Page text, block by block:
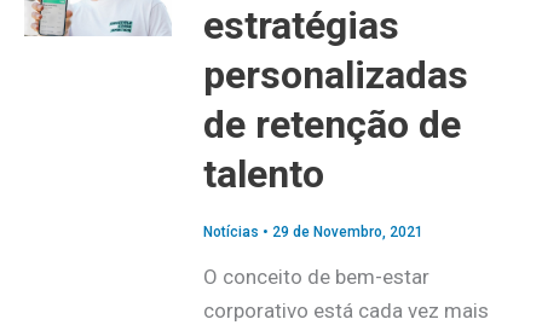
estratégias
personalizadas
de retenção de
talento
Notícias • 29 de Novembro, 2021
O conceito de bem-estar
corporativo está cada vez mais